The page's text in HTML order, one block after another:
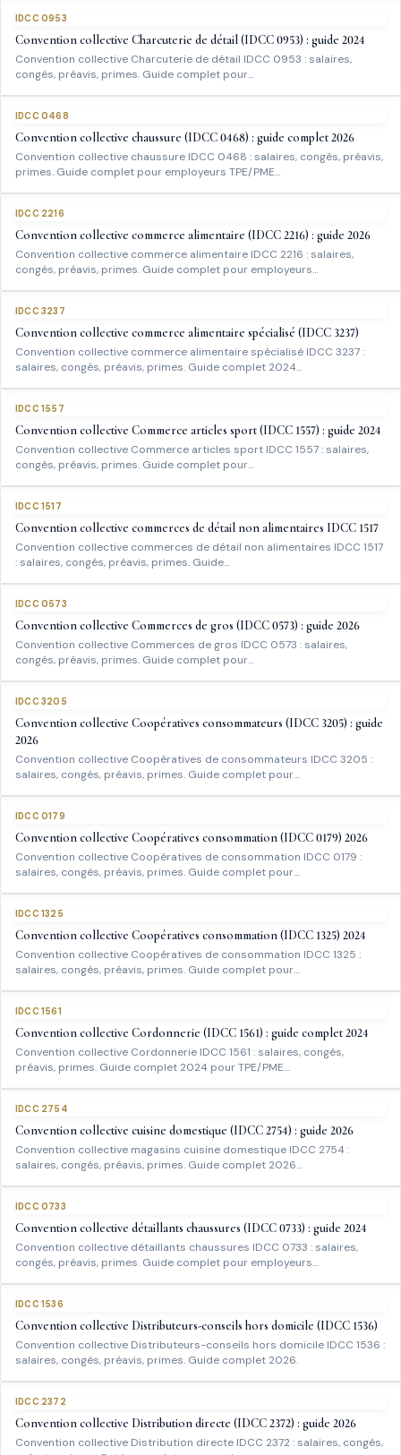
IDCC 0953
Convention collective Charcuterie de détail (IDCC 0953) : guide 2024
Convention collective Charcuterie de détail IDCC 0953 : salaires,
congés, préavis, primes. Guide complet pour…
IDCC 0468
Convention collective chaussure (IDCC 0468) : guide complet 2026
Convention collective chaussure IDCC 0468 : salaires, congés, préavis,
primes. Guide complet pour employeurs TPE/PME…
IDCC 2216
Convention collective commerce alimentaire (IDCC 2216) : guide 2026
Convention collective commerce alimentaire IDCC 2216 : salaires,
congés, préavis, primes. Guide complet pour employeurs…
IDCC 3237
Convention collective commerce alimentaire spécialisé (IDCC 3237)
Convention collective commerce alimentaire spécialisé IDCC 3237 :
salaires, congés, préavis, primes. Guide complet 2024…
IDCC 1557
Convention collective Commerce articles sport (IDCC 1557) : guide 2024
Convention collective Commerce articles sport IDCC 1557 : salaires,
congés, préavis, primes. Guide complet pour…
IDCC 1517
Convention collective commerces de détail non alimentaires IDCC 1517
Convention collective commerces de détail non alimentaires IDCC 1517
: salaires, congés, préavis, primes. Guide…
IDCC 0573
Convention collective Commerces de gros (IDCC 0573) : guide 2026
Convention collective Commerces de gros IDCC 0573 : salaires,
congés, préavis, primes. Guide complet pour…
IDCC 3205
Convention collective Coopératives consommateurs (IDCC 3205) : guide
2026
Convention collective Coopératives de consommateurs IDCC 3205 :
salaires, congés, préavis, primes. Guide complet pour…
IDCC 0179
Convention collective Coopératives consommation (IDCC 0179) 2026
Convention collective Coopératives de consommation IDCC 0179 :
salaires, congés, préavis, primes. Guide complet pour…
IDCC 1325
Convention collective Coopératives consommation (IDCC 1325) 2024
Convention collective Coopératives de consommation IDCC 1325 :
salaires, congés, préavis, primes. Guide complet pour…
IDCC 1561
Convention collective Cordonnerie (IDCC 1561) : guide complet 2024
Convention collective Cordonnerie IDCC 1561 : salaires, congés,
préavis, primes. Guide complet 2024 pour TPE/PME…
IDCC 2754
Convention collective cuisine domestique (IDCC 2754) : guide 2026
Convention collective magasins cuisine domestique IDCC 2754 :
salaires, congés, préavis, primes. Guide complet 2026…
IDCC 0733
Convention collective détaillants chaussures (IDCC 0733) : guide 2024
Convention collective détaillants chaussures IDCC 0733 : salaires,
congés, préavis, primes. Guide complet pour employeurs…
IDCC 1536
Convention collective Distributeurs-conseils hors domicile (IDCC 1536)
Convention collective Distributeurs-conseils hors domicile IDCC 1536 :
salaires, congés, préavis, primes. Guide complet 2026.
IDCC 2372
Convention collective Distribution directe (IDCC 2372) : guide 2026
Convention collective Distribution directe IDCC 2372 : salaires, congés,